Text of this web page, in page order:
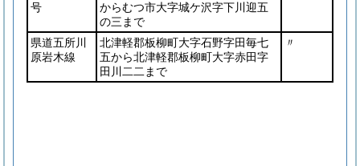
号
からむつ市大字城ケ沢字下川迎五
の三まで
県道五所川
原岩木線
北津軽郡板柳町大字石野字田毎七
五から北津軽郡板柳町大字赤田字
田川二二まで
〃